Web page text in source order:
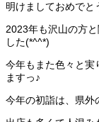
明けましておめでと
2023年も沢山の方
した(*^^*)
今年もまた色々と実
ますっ♪
今年の初詣は、県外